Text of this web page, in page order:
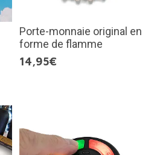
Porte-monnaie original en
forme de flamme
14,95€